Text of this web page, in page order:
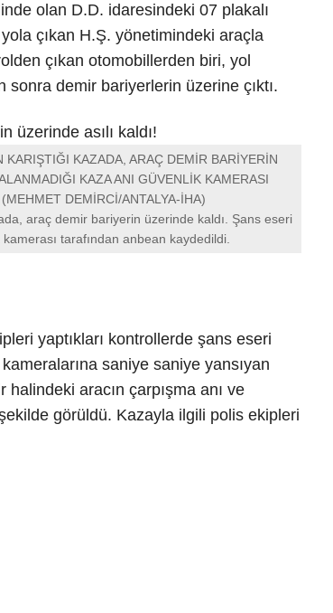
olan D.D. idaresindeki 07 plakalı
çıkan H.Ş. yönetimindeki araçla
çıkan otomobillerden biri, yol
sonra demir bariyerlerin üzerine çıktı.
KARIŞTIĞI KAZADA, ARAÇ DEMİR BARİYERİN
KAZA ANI GÜVENLİK KAMERASI
DEMİRCİ/ANTALYA-İHA)
araç demir bariyerin üzerinde kaldı. Şans eseri
tarafından anbean kaydedildi.
yaptıkları kontrollerde şans eseri
saniye saniye yansıyan
aracın çarpışma anı ve
görüldü. Kazayla ilgili polis ekipleri